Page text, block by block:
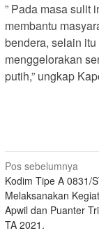
” Pada masa sulit
membantu
bendera, selain
menggelorakan
putih,” ungkap
Navigasi
pos
Pos sebelumnya
Kodim Tipe A 0831/
Melaksanakan
Apwil dan Puanter
TA 2021.